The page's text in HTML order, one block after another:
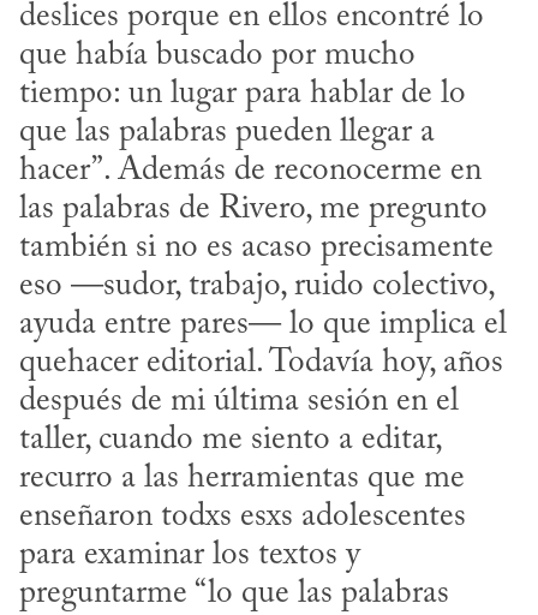
deslices porque en ellos encontré lo
que había buscado por mucho
tiempo: un lugar para hablar de lo
que las palabras pueden llegar a
hacer”. Además de reconocerme en
las palabras de Rivero, me pregunto
también si no es acaso precisamente
eso —sudor, trabajo, ruido colectivo,
ayuda entre pares— lo que implica el
quehacer editorial. Todavía hoy, años
después de mi última sesión en el
taller, cuando me siento a editar,
recurro a las herramientas que me
enseñaron todxs esxs adolescentes
para examinar los textos y
preguntarme “lo que las palabras